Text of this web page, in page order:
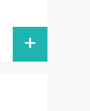
+